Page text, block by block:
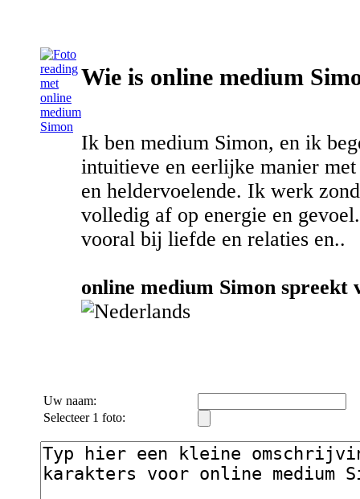
Wie is online medium
Ik ben medium Simon, en ik
intuitieve en eerlijke manier
en heldervoelende. Ik werk
volledig af op energie en
vooral bij liefde en relaties en..
online medium Simon spreekt
Uw naam:
Selecteer 1 foto: